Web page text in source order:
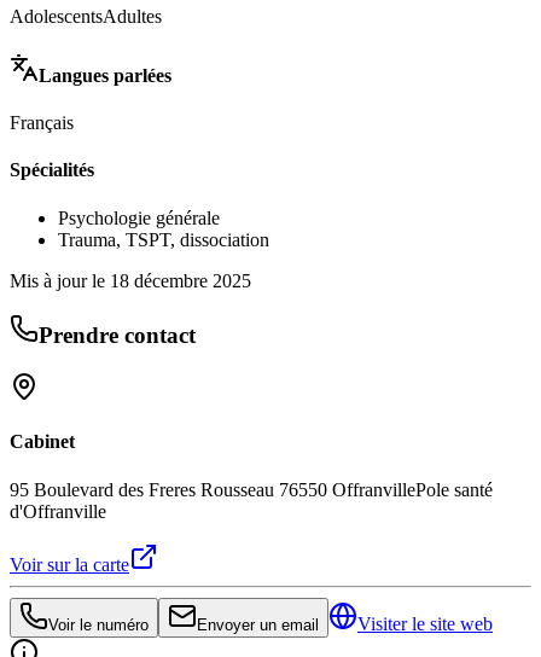
AdolescentsAdultes
Langues parlées
Français
Spécialités
Psychologie générale
Trauma, TSPT, dissociation
Mis à jour le 18 décembre 2025
Prendre contact
Cabinet
95 Boulevard des Freres Rousseau 76550 OffranvillePole santé
d'Offranville
Voir sur la carte
Voir le numéro Envoyer un email Visiter le site web